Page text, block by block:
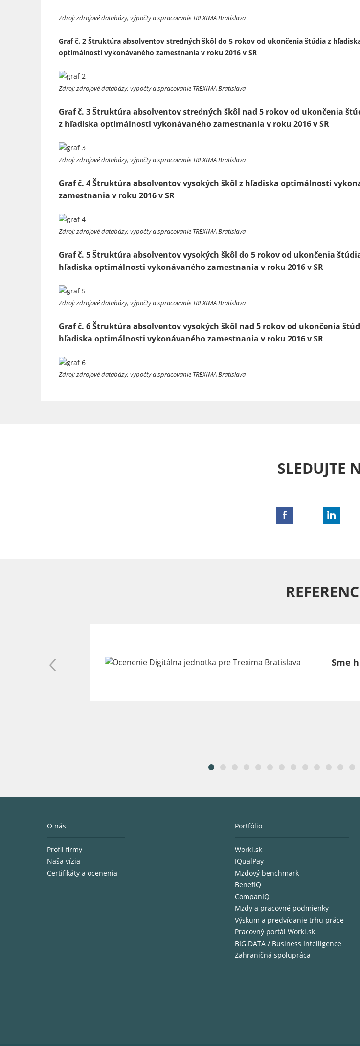
Zdroj: zdrojové databázy, výpočty a spracovanie TREXIMA Bratislava
Graf č. 2 Štruktúra absolventov stredných škôl do 5 rokov od ukončenia štúdia z
optimálnosti vykonávaného zamestnania v roku 2016 v SR
Zdroj: zdrojové databázy, výpočty a spracovanie TREXIMA Bratislava
Graf č. 3 Štruktúra absolventov stredných škôl nad 5 rokov od ukončenia
z hľadiska optimálnosti vykonávaného zamestnania v roku 2016 v SR
Zdroj: zdrojové databázy, výpočty a spracovanie TREXIMA Bratislava
Graf č. 4 Štruktúra absolventov vysokých škôl z hľadiska optimálnosti
zamestnania v roku 2016 v SR
Zdroj: zdrojové databázy, výpočty a spracovanie TREXIMA Bratislava
Graf č. 5 Štruktúra absolventov vysokých škôl do 5 rokov od ukončenia
hľadiska optimálnosti vykonávaného zamestnania v roku 2016 v SR
Zdroj: zdrojové databázy, výpočty a spracovanie TREXIMA Bratislava
Graf č. 6 Štruktúra absolventov vysokých škôl nad 5 rokov od ukončenia
hľadiska optimálnosti vykonávaného zamestnania v roku 2016 v SR
Zdroj: zdrojové databázy, výpočty a spracovanie TREXIMA Bratislava
SLEDUJTE
Sme
O nás
Profil firmy
Naša vízia
Certifikáty a ocenenia
Portfólio
Worki.sk
IQualPay
Mzdový benchmark
BenefIQ
CompanIQ
Mzdy a pracovné podmienky
Výskum a predvídanie trhu práce
Pracovný portál Worki.sk
BIG DATA / Business Intelligence
Zahraničná spolupráca